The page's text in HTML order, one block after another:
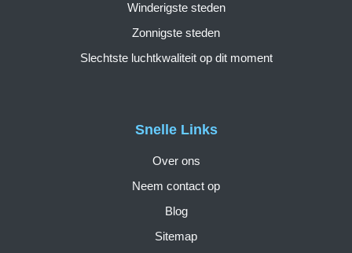
Snelle Links
Over ons
Neem contact op
Blog
Sitemap
Winderigste steden
Zonnigste steden
Slechtste luchtkwaliteit op dit moment